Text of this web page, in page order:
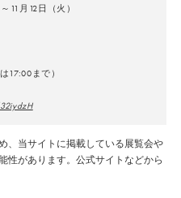
11月12日（火）
17:00まで）
、当サイトに掲載している展覧会や
性があります。公式サイトなどから